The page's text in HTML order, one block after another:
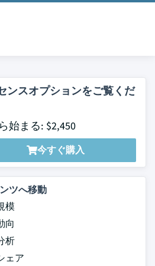
ンスオプションをご覧くだ
始まる: $2,450
今すぐ購入
ツへ移動
模
向
析
ェア